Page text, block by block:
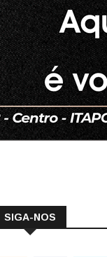
SIGA-NOS